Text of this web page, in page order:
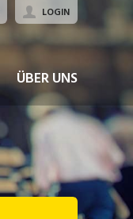
ÜBER UNS
LOGIN